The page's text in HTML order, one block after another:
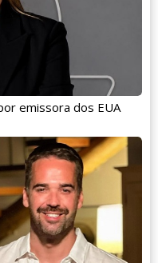
emissora dos EUA